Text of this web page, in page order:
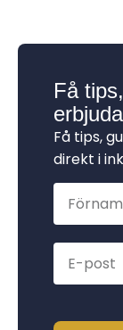
Få
Få tips,
direkt i